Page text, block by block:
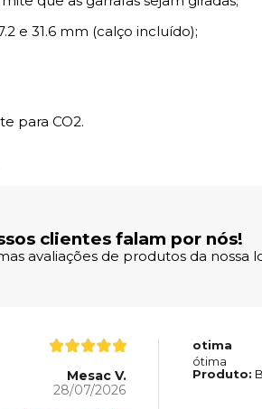
e 31.6 mm (calço incluído);
para CO2.
clientes falam por nós!
avaliações de produtos da nossa
Mesac V.
28/07/2026
otima
ótima
Produto: